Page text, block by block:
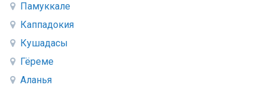
Памуккале
Каппадокия
Кушадасы
Гёреме
Аланья